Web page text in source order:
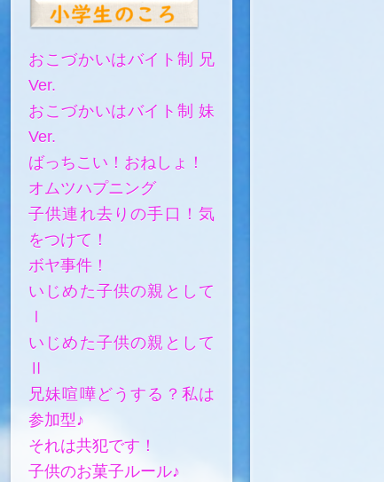
おこづかいはバイト制 兄
Ver.
おこづかいはバイト制 妹
Ver.
ばっちこい！おねしょ！
オムツハプニング
子供連れ去りの手口！気
をつけて！
ボヤ事件！
いじめた子供の親として
いじめた子供の親として
Ⅱ
兄妹喧嘩どうする？私は
参加型♪
それは共犯です！
子供のお菓子ルール♪